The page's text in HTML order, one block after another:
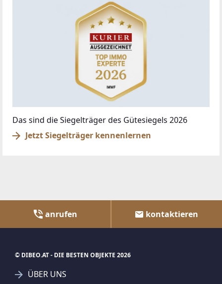
Das sind die Siegelträger des Gütesiegels 2026
Jetzt Siegelträger kennenlernen
anrufen kontaktieren
© DIBEO.AT - DIE BESTEN OBJEKTE 2026
ÜBER UNS